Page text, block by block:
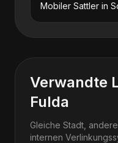
Mobiler Sattler in
Verwandte
Fulda
Gleiche Stadt,
internen